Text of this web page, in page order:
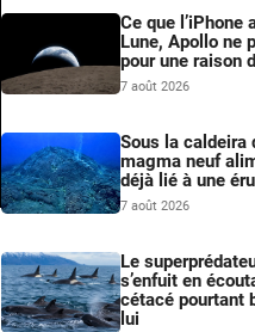
Ce que l’iPhone
Lune, Apollo ne
pour une raison
7 août 2026
Sous la caldeira
magma neuf
déjà lié à une
7 août 2026
Le
s’enfuit en
cétacé pourtant
lui